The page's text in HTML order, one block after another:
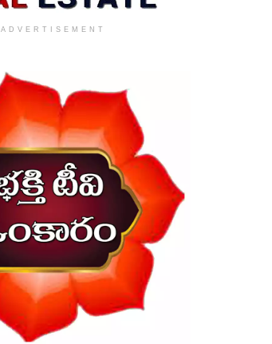
ADVERTISEMENT